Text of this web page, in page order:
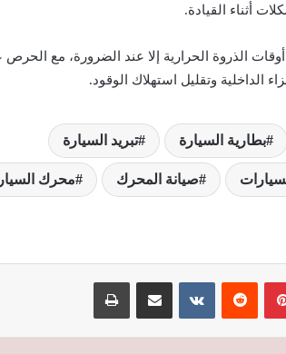
أثناء القيادة.
الذروة الحرارية إلا عند الضرورة، مع
الداخلية وتقليل استهلاك الوقود.
بطارية السيارة تبريد السيارة
صيانة المحرك محرك
بينتيريست
مليون ريال